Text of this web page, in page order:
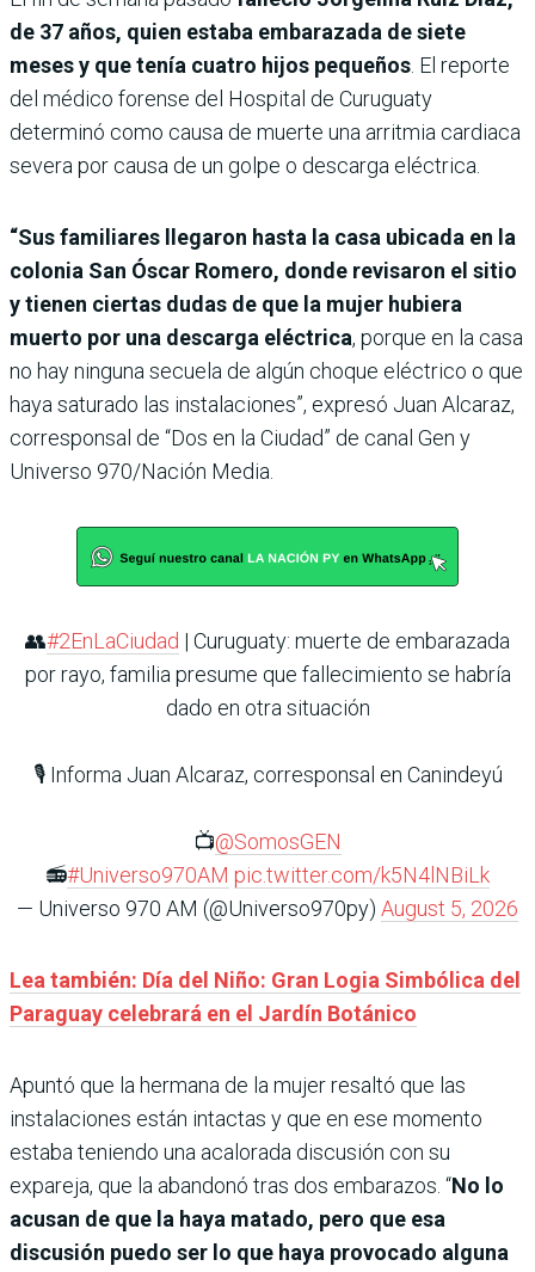
de 37 años, quien estaba embarazada de siete
meses y que tenía cuatro hijos pequeños. El reporte
del médico forense del Hospital de Curuguaty
determinó como causa de muerte una arritmia cardiaca
severa por causa de un golpe o descarga eléctrica.
“Sus familiares llegaron hasta la casa ubicada en la
colonia San Óscar Romero, donde revisaron el sitio
y tienen ciertas dudas de que la mujer hubiera
muerto por una descarga eléctrica, porque en la casa
no hay ninguna secuela de algún choque eléctrico o que
haya saturado las instalaciones”, expresó Juan Alcaraz,
corresponsal de “Dos en la Ciudad” de canal Gen y
Universo 970/Nación Media.
👥#2EnLaCiudad | Curuguaty: muerte de embarazada
por rayo, familia presume que fallecimiento se habría
dado en otra situación
🎙️ Informa Juan Alcaraz, corresponsal en Canindeyú
📺@SomosGEN
📻#Universo970AM pic.twitter.com/k5N4lNBiLk
— Universo 970 AM (@Universo970py) August 5, 2026
Lea también: Día del Niño: Gran Logia Simbólica del
Paraguay celebrará en el Jardín Botánico
Apuntó que la hermana de la mujer resaltó que las
instalaciones están intactas y que en ese momento
estaba teniendo una acalorada discusión con su
expareja, que la abandonó tras dos embarazos. “No lo
acusan de que la haya matado, pero que esa
discusión puedo ser lo que haya provocado alguna